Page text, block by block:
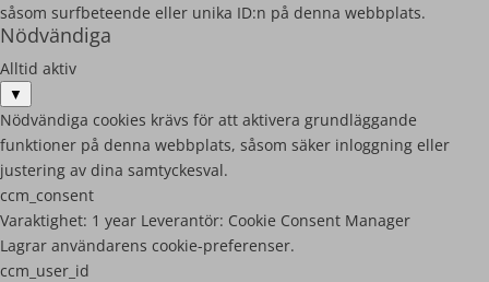
såsom surfbeteende eller unika ID:n på denna webbplats.
Nödvändiga
Alltid aktiv
▼
Nödvändiga cookies krävs för att aktivera grundläggande
funktioner på denna webbplats, såsom säker inloggning eller
justering av dina samtyckesval.
ccm_consent
Varaktighet: 1 year Leverantör: Cookie Consent Manager
Lagrar användarens cookie-preferenser.
ccm_user_id